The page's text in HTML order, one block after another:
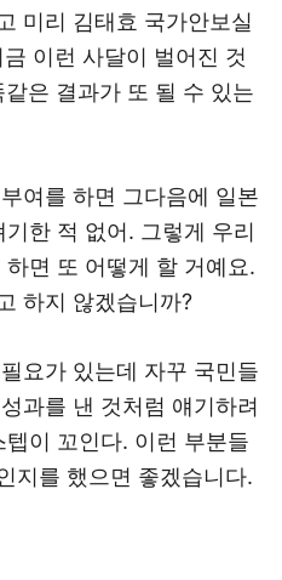
미리 김태효 국가안보실
이런 사달이 벌어진 것
은 결과가 또 될 수 있는
여를 하면 그다음에 일본
한 적 없어. 그렇게 우리
면 또 어떻게 할 거예요.
하지 않겠습니까?
요가 있는데 자꾸 국민들
과를 낸 것처럼 얘기하려
이 꼬인다. 이런 부분들
지를 했으면 좋겠습니다.